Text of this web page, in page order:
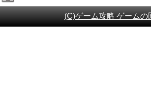
(C)ゲーム攻略 ゲームの